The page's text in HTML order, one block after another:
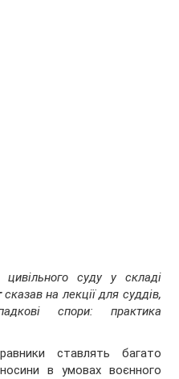
суду у складі
сказав на лекції для суддів,
спори: практика
ставлять багато
в умовах воєнного